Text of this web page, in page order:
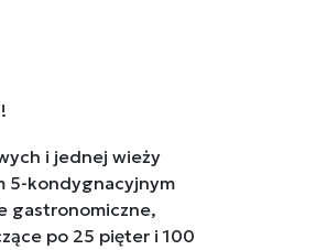
i jednej wieży
5-kondygnacyjnym
gastronomiczne,
po 25 pięter i 100